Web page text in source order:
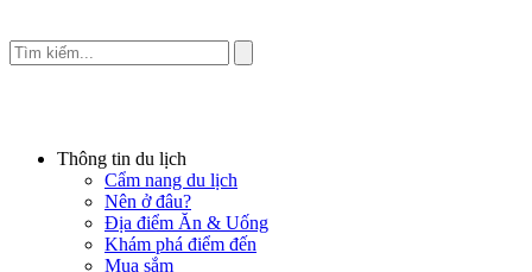
Thông tin du lịch
Cẩm nang du lịch
Nên ở đâu?
Địa điểm Ăn & Uống
Khám phá điểm đến
Mua sắm